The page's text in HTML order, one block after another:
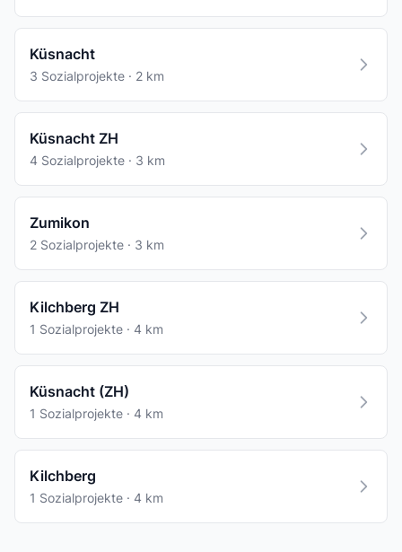
Küsnacht
3 Sozialprojekte · 2 km
Küsnacht ZH
4 Sozialprojekte · 3 km
Zumikon
2 Sozialprojekte · 3 km
Kilchberg ZH
1 Sozialprojekte · 4 km
Küsnacht (ZH)
1 Sozialprojekte · 4 km
Kilchberg
1 Sozialprojekte · 4 km